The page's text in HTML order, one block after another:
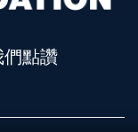
點讚